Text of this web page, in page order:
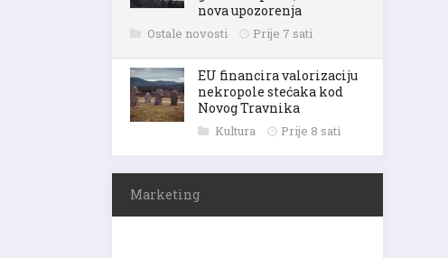
nova upozorenja
Ostale novosti Prije 7 sati
EU financira valorizaciju
nekropole stećaka kod
Novog Travnika
Kultura Prije 8 sati
Marketing